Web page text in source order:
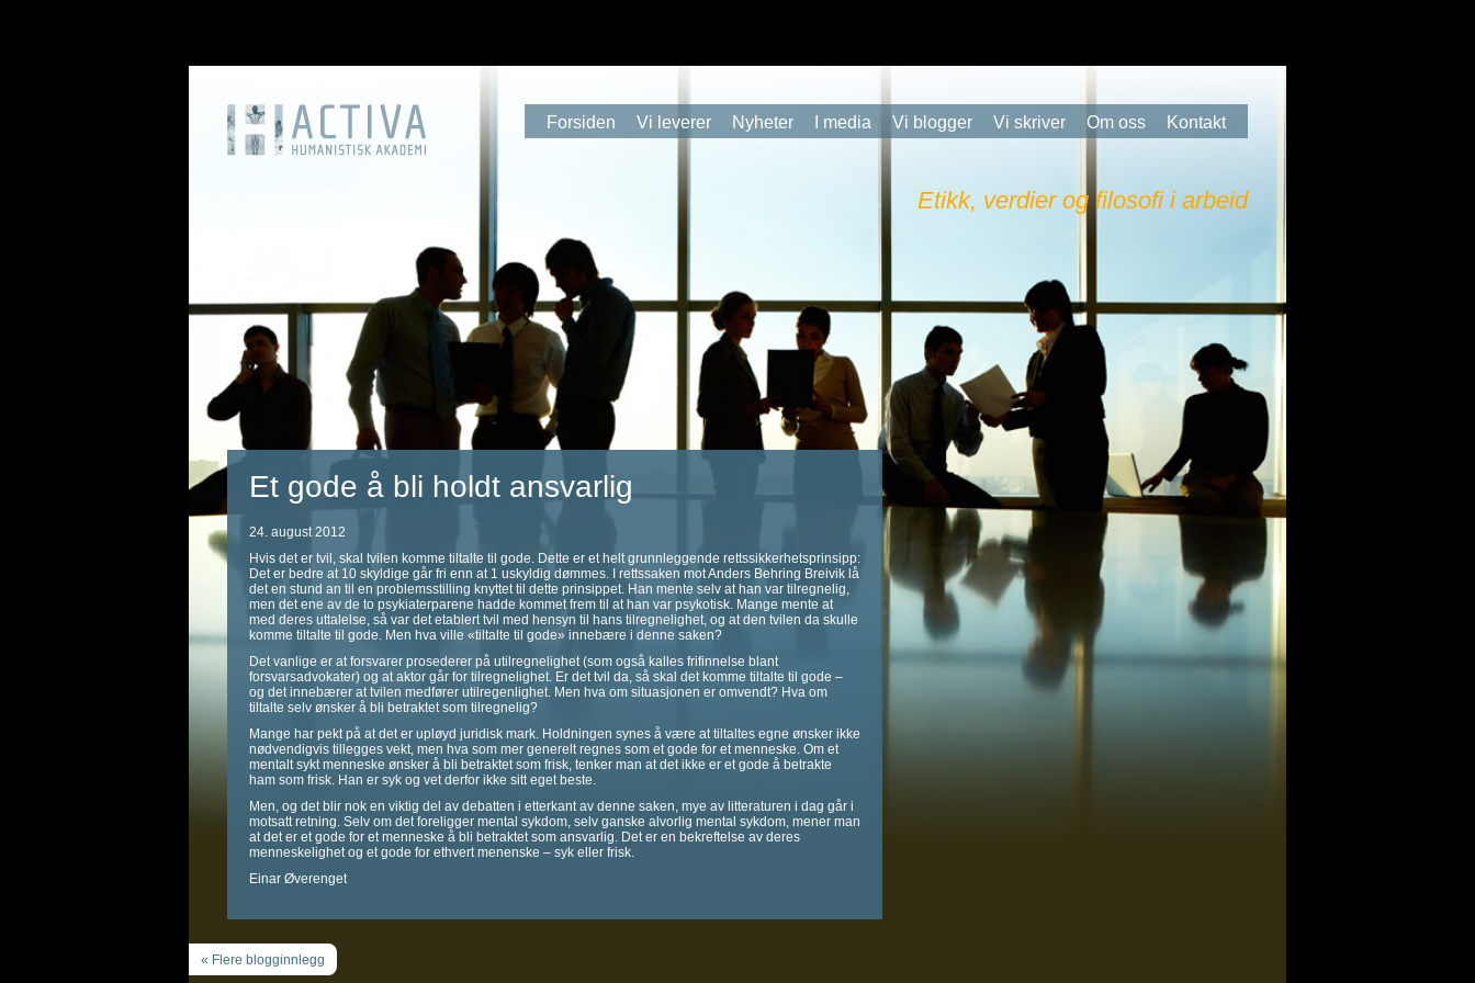
Forsiden Vi leverer Nyheter I media Vi blogger Vi skriver Om oss Kontakt
Etikk, verdier og filosofi i arbeid
Et gode å bli holdt ansvarlig
24. august 2012
Hvis det er tvil, skal tvilen komme tiltalte til gode. Dette er et helt grunnleggende rettssikkerhetsprinsipp:
Det er bedre at 10 skyldige går fri enn at 1 uskyldig dømmes. I rettssaken mot Anders Behring Breivik lå
det en stund an til en problemsstilling knyttet til dette prinsippet. Han mente selv at han var tilregnelig,
men det ene av de to psykiaterparene hadde kommet frem til at han var psykotisk. Mange mente at
med deres uttalelse, så var det etablert tvil med hensyn til hans tilregnelighet, og at den tvilen da skulle
komme tiltalte til gode. Men hva ville «tiltalte til gode» innebære i denne saken?
Det vanlige er at forsvarer prosederer på utilregnelighet (som også kalles frifinnelse blant
forsvarsadvokater) og at aktor går for tilregnelighet. Er det tvil da, så skal det komme tiltalte til gode –
og det innebærer at tvilen medfører utilregenlighet. Men hva om situasjonen er omvendt? Hva om
tiltalte selv ønsker å bli betraktet som tilregnelig?
Mange har pekt på at det er upløyd juridisk mark. Holdningen synes å være at tiltaltes egne ønsker ikke
nødvendigvis tillegges vekt, men hva som mer generelt regnes som et gode for et menneske. Om et
mentalt sykt menneske ønsker å bli betraktet som frisk, tenker man at det ikke er et gode å betrakte
ham som frisk. Han er syk og vet derfor ikke sitt eget beste.
Men, og det blir nok en viktig del av debatten i etterkant av denne saken, mye av litteraturen i dag går i
motsatt retning. Selv om det foreligger mental sykdom, selv ganske alvorlig mental sykdom, mener man
at det er et gode for et menneske å bli betraktet som ansvarlig. Det er en bekreftelse av deres
menneskelighet og et gode for ethvert menenske – syk eller frisk.
Einar Øverenget
« Flere blogginnlegg